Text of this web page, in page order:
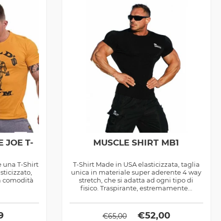
JOE T-
una T-Shirt
comodità
MUSCLE SHIRT MB1
T-Shirt Made in USA elasticizzata, taglia
unica in materiale super aderente 4 way
stretch, che si adatta ad ogni tipo di
fisico. Traspirante, estremamente...
€65,00 €52,00